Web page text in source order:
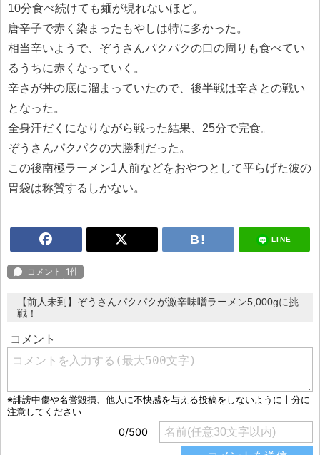
10分食べ続けても麺が現れないほど。
唐辛子で赤く染まったもやしは特に多かった。
相当辛いようで、ぞうさんパクパクの口の周りも食べてい
るうちに赤くなっていく。
辛さが丼の底に溜まっていたので、後半戦は辛さとの戦い
となった。
全身汗だくになりながら戦った結果、25分で完食。
ぞうさんパクパクの大勝利だった。
この後南極ラーメン1人前などをおやつとして平らげた彼の
胃袋は称賛するしかない。
LINE
【前人未到】ぞうさんパクパクが激辛味噌ラーメン5,000gに挑
戦！